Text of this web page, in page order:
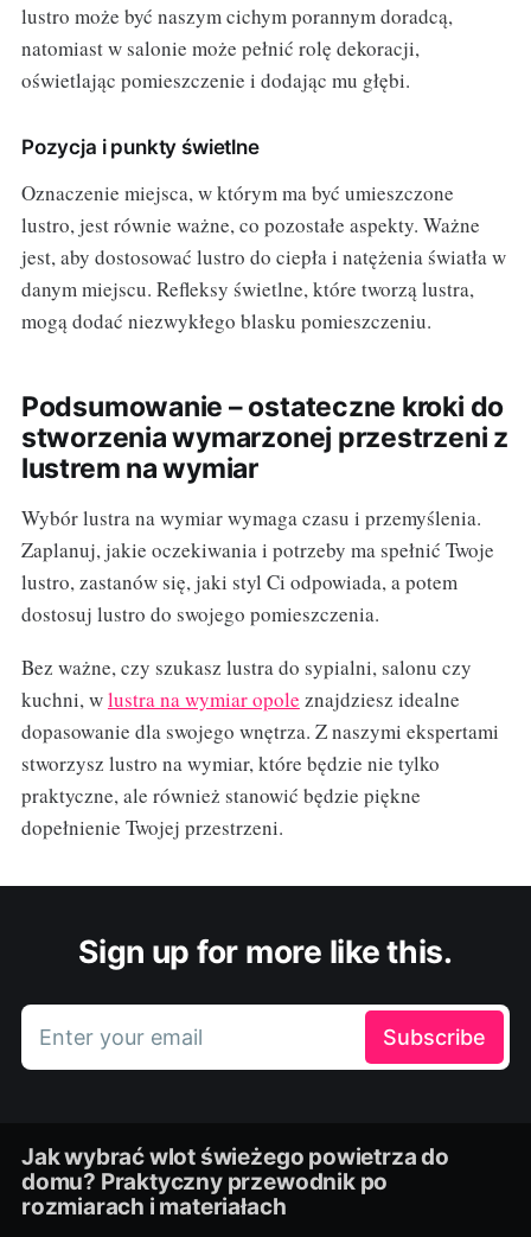
lustro może być naszym cichym porannym doradcą,
natomiast w salonie może pełnić rolę dekoracji,
oświetlając pomieszczenie i dodając mu głębi.
Pozycja i punkty świetlne
Oznaczenie miejsca, w którym ma być umieszczone
lustro, jest równie ważne, co pozostałe aspekty. Ważne
jest, aby dostosować lustro do ciepła i natężenia światła w
danym miejscu. Refleksy świetlne, które tworzą lustra,
mogą dodać niezwykłego blasku pomieszczeniu.
Podsumowanie – ostateczne kroki do
stworzenia wymarzonej przestrzeni z
lustrem na wymiar
Wybór lustra na wymiar wymaga czasu i przemyślenia.
Zaplanuj, jakie oczekiwania i potrzeby ma spełnić Twoje
lustro, zastanów się, jaki styl Ci odpowiada, a potem
dostosuj lustro do swojego pomieszczenia.
Bez ważne, czy szukasz lustra do sypialni, salonu czy
kuchni, wlustra na wymiar opole znajdziesz idealne
dopasowanie dla swojego wnętrza. Z naszymi ekspertami
stworzysz lustro na wymiar, które będzie nie tylko
praktyczne, ale również stanowić będzie piękne
dopełnienie Twojej przestrzeni.
Sign up for more like this.
Enter your email Subscribe
Jak wybrać wlot świeżego powietrza do
domu? Praktyczny przewodnik po
rozmiarach i materiałach